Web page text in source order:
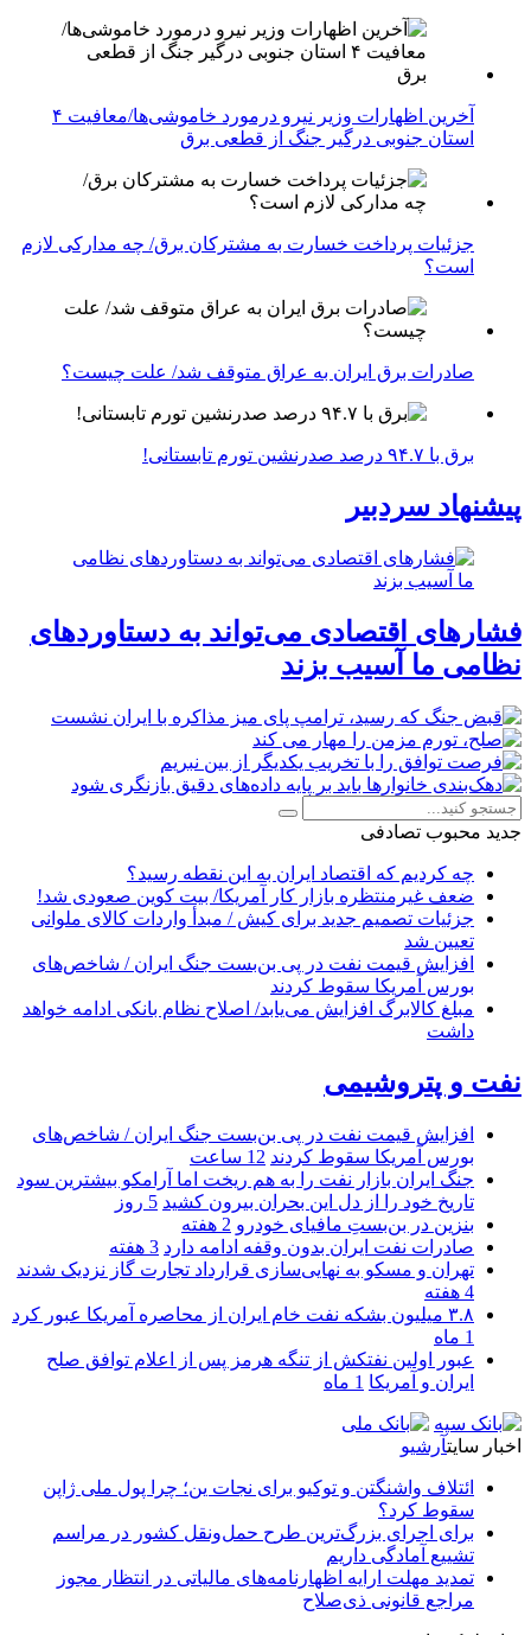
آخرین اظهارات وزیر نیرو درمورد خاموشی‌ها/معافیت ۴
استان جنوبی درگیر جنگ از قطعی برق
جزئیات پرداخت خسارت به مشترکان برق/ چه مدارکی لازم
است؟
صادرات برق ایران به عراق متوقف شد/ علت چیست؟
برق با ۹۴.۷ درصد صدرنشین تورم تابستانی!
پیشنهاد سردبیر
فشارهای اقتصادی می‌تواند به دستاوردهای
نظامی ما آسیب بزند
جدید محبوب تصادفی
چه کردیم که اقتصاد ایران به این نقطه رسید؟
ضعف غیرمنتظره بازار کار آمریکا/ بیت کوین صعودی شد!
جزئیات تصمیم جدید برای کیش / مبدأ واردات کالای ملوانی
تعیین شد
افزایش قیمت نفت در پی بن‌بست جنگ ایران / شاخص‌های
بورس آمریکا سقوط کردند
مبلغ کالابرگ افزایش می‌یابد/ اصلاح نظام بانکی ادامه خواهد
داشت
نفت و پتروشیمی
افزایش قیمت نفت در پی بن‌بست جنگ ایران / شاخص‌های
بورس آمریکا سقوط کردند 12 ساعت
جنگ ایران بازار نفت را به هم ریخت اما آرامکو بیشترین سود
تاریخ خود را از دل این بحران بیرون کشید 5 روز
بنزین در بن‌بستِ مافیای خودرو 2 هفته
صادرات نفت ایران بدون وقفه ادامه دارد 3 هفته
تهران و مسکو به نهایی‌سازی قرارداد تجارت گاز نزدیک شدند
4 هفته
۳.۸ میلیون بشکه نفت خام ایران از محاصره آمریکا عبور کرد
1 ماه
عبور اولین نفتکش از تنگه هرمز پس از اعلام توافق صلح
ایران و آمریکا 1 ماه
اخبار سایتآرشیو
ائتلاف واشنگتن و توکیو برای نجات ین؛ چرا پول ملی ژاپن
سقوط کرد؟
برای اجرای بزرگ‌ترین طرح حمل‌ونقل کشور در مراسم
تشییع آمادگی داریم
تمدید مهلت ارایه اظهارنامه‌های مالیاتی در انتظار مجوز
مراجع قانونی ذی‌‏صلاح